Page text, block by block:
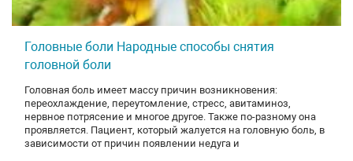
Головные боли Народные способы снятия
головной боли
Головная боль имеет массу причин возникновения:
переохлаждение, переутомление, стресс, авитаминоз,
нервное потрясение и многое другое. Также по-разному она
проявляется. Пациент, который жалуется на головную боль, в
зависимости от причин появлении недуга и